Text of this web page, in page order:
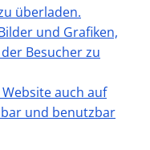
überladen.
und Grafiken,
Besucher zu
auch auf
und benutzbar